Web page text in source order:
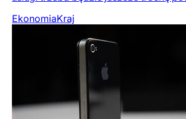
EkonomiaKraj